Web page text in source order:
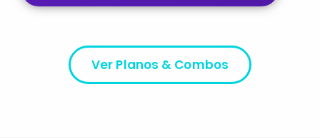
Ver Planos & Combos